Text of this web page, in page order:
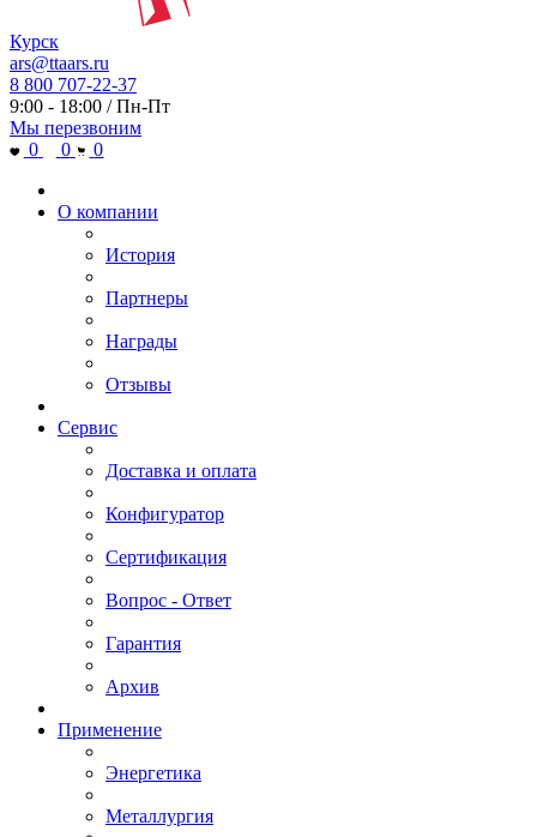
Курск
ars@ttaars.ru
8 800 707-22-37
9:00 - 18:00 / Пн-Пт
Мы перезвоним
0
0 0
О компании
История
Партнеры
Награды
Отзывы
Сервис
Доставка и оплата
Конфигуратор
Сертификация
Вопрос - Ответ
Гарантия
Архив
Применение
Энергетика
Металлургия